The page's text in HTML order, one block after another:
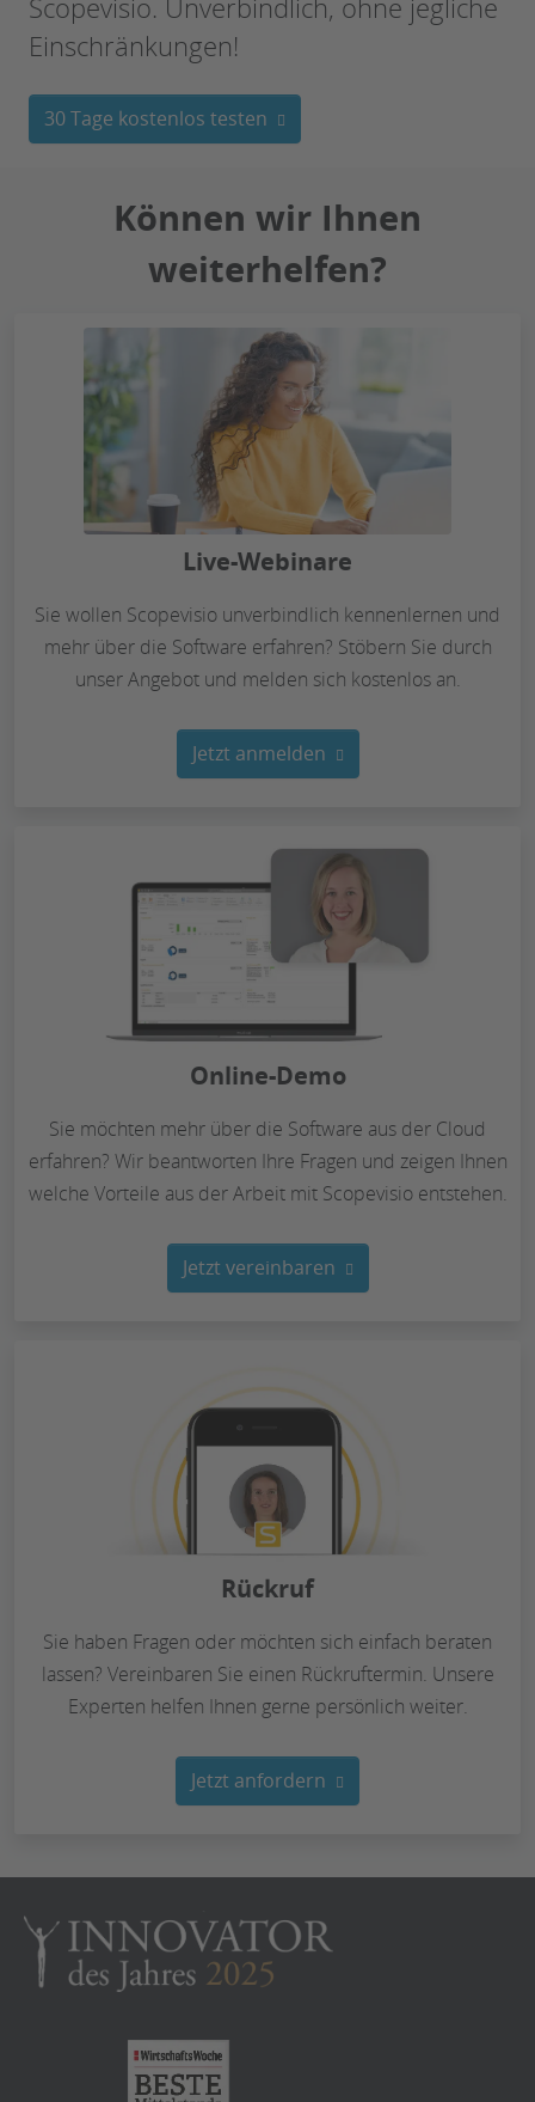
Scopevisio. Unverbindlich, ohne jegliche
Einschränkungen!
30 Tage kostenlos testen
Können wir Ihnen
weiterhelfen?
Live-Webinare
Sie wollen Scopevisio unverbindlich kennenlernen und
mehr über die Software erfahren? Stöbern Sie durch
unser Angebot und melden sich kostenlos an.
Jetzt anmelden
Online-Demo
Sie möchten mehr über die Software aus der Cloud
erfahren? Wir beantworten Ihre Fragen und zeigen Ihnen
welche Vorteile aus der Arbeit mit Scopevisio entstehen.
Jetzt vereinbaren
Rückruf
Sie haben Fragen oder möchten sich einfach beraten
lassen? Vereinbaren Sie einen Rückruftermin. Unsere
Experten helfen Ihnen gerne persönlich weiter.
Jetzt anfordern